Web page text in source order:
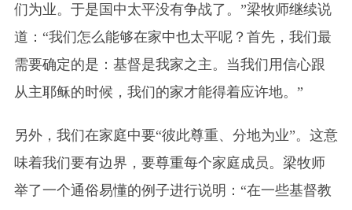
们为业。于是国中太平没有争战了。”梁牧师继续说
道：“我们怎么能够在家中也太平呢？首先，我们最
需要确定的是：基督是我家之主。当我们用信心跟
从主耶稣的时候，我们的家才能得着应许地。”
另外，我们在家庭中要“彼此尊重、分地为业”。这意
味着我们要有边界，要尊重每个家庭成员。梁牧师
举了一个通俗易懂的例子进行说明：“在一些基督教